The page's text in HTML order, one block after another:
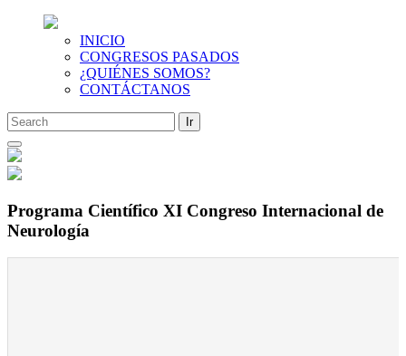
INICIO
CONGRESOS PASADOS
¿QUIÉNES SOMOS?
CONTÁCTANOS
Saltar
al
contenido
Programa Científico XI Congreso Internacional de
Neurología